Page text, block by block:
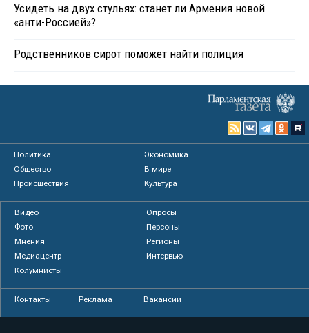
Усидеть на двух стульях: станет ли Армения новой
«анти-Россией»?
Родственников сирот поможет найти полиция
Политика
Экономика
Общество
В мире
Происшествия
Культура
Видео
Опросы
Фото
Персоны
Мнения
Регионы
Медиацентр
Интервью
Колумнисты
Контакты Реклама Вакансии